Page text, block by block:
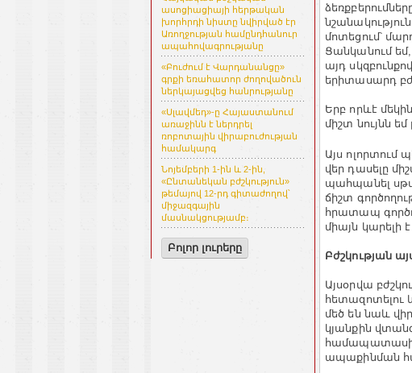
ասոցիացիայի հերթական
խորհրդի նիստը նվիրված էր
Առողջության համընդհանուր
ապահովագրությանը
«Բուժում է Վարդանանցը»
գրքի եռահատոր ժողովածուն
ներկայացվեց հանրությանը
«Սլավմեդ»-ը Հայաստանում
առաջինն է ներդրել
ռոբոտային վիրաբուժության
համակարգ
Նոյեմբերի 1-ին և 2-ին,
«Ընտանեկան բժշկություն»
թեմայով 12-րդ գիտաժողով՝
միջազգային
մասնակցությամբ։
Բոլոր լուրերը
մոտեցում՝
Ցանկանում
այդ
երիտասարդ
Երբ որևէ
միշտ նույնն
Այս ոլորտում
վեր դասելը
պահպանել
ճիշտ
հրատապ
միայն կարելի
Բժշկության
Այսօրվա
հետազոտելու
մեծ են նաև
կյանքին
ապաքինման